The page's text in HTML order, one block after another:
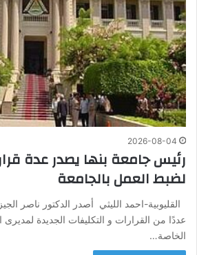
2026-08-04
رئيس جامعة بنها يصدر عدة
لضبط العمل بالجامعة
القليوبية-احمد الليثي أصدر الدكتور ناصر
عددًا من القرارات و التكليفات الجديدة لمديرى
الخاصة…